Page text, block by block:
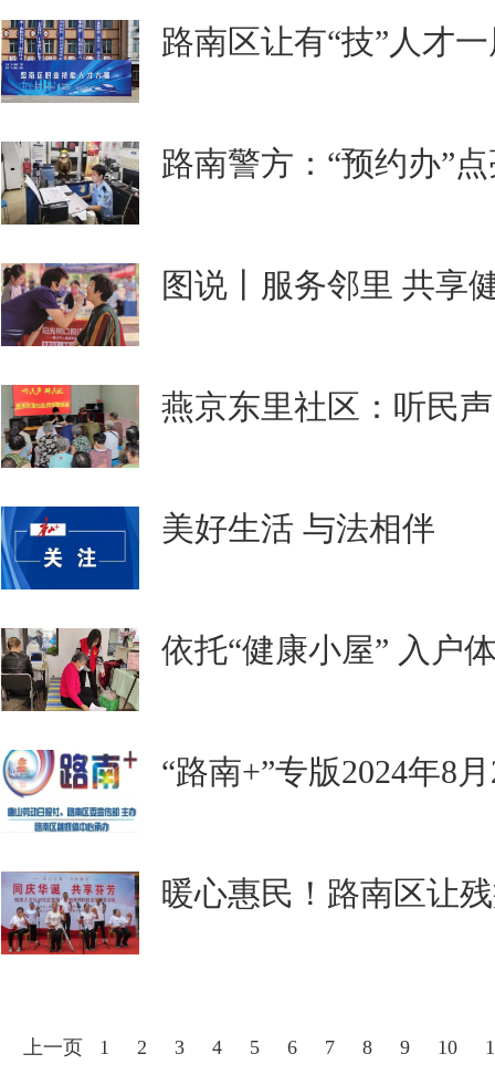
路南区让有“技”人才
路南警方：“预约办”
图说丨服务邻里 共享
燕京东里社区：听民
美好生活 与法相伴
依托“健康小屋” 入户
“路南+”专版2024年8
暖心惠民！路南区让
上一页 1 2 3 4 5 6 7 8 9 10